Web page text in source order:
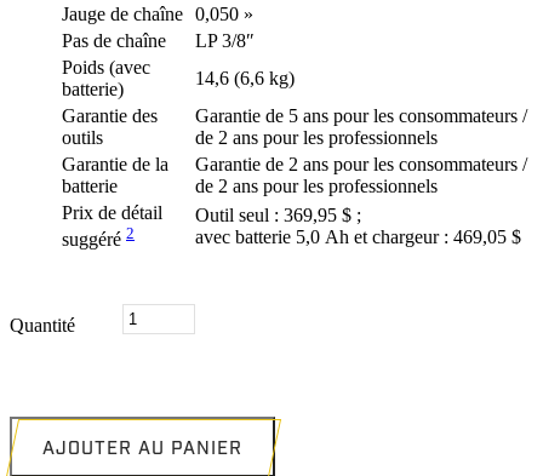
Jauge de chaîne 0,050 »
Pas de chaîne
LP 3/8″
Poids (avec
batterie)
14,6 (6,6 kg)
Garantie des
outils
Garantie de 5 ans pour les consommateurs /
de 2 ans pour les professionnels
Garantie de la
batterie
Garantie de 2 ans pour les consommateurs /
de 2 ans pour les professionnels
Prix ​​de détail
suggéré 2
Outil seul : 369,95 $ ;
avec batterie 5,0 Ah et chargeur : 469,05 $
Quantité
quantité
de
À
BATTERIE
AJOUTER AU PANIER